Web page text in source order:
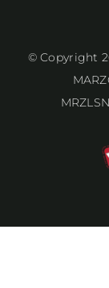
© Copyright